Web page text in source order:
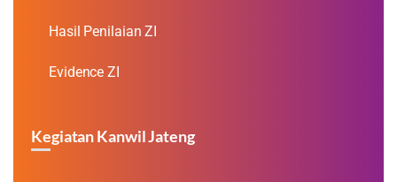
Hasil Penilaian ZI
Evidence ZI
Kegiatan Kanwil Jateng